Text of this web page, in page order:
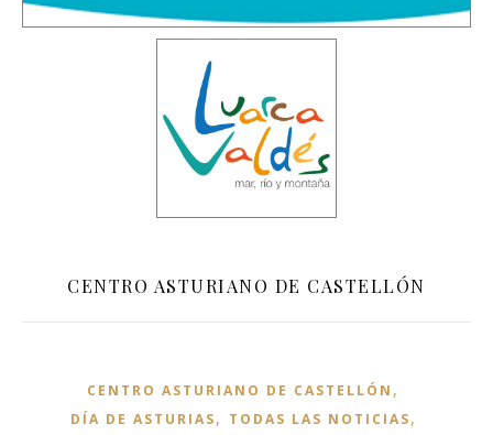
CENTRO ASTURIANO DE CASTELLÓN
CENTRO ASTURIANO DE CASTELLÓN ,
DÍA DE ASTURIAS, TODAS LAS NOTICIAS,